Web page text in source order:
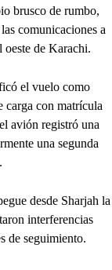
brusco de rumbo,
comunicaciones a
oeste de Karachi.
el vuelo como
con matrícula
avión registró una
una segunda
desde Sharjah la
interferencias
de seguimiento.